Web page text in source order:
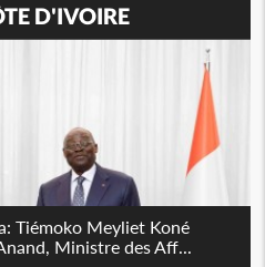
D'IVOIRE
Tiémoko Meyliet Koné
Ministre des Aff...